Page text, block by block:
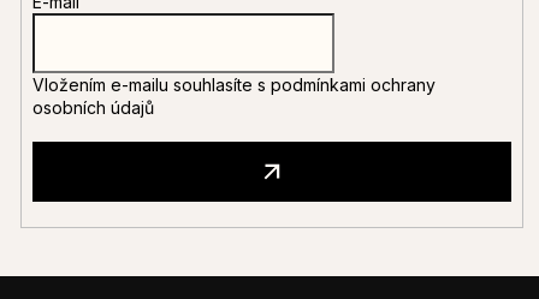
Vložením e-mailu souhlasíte s podmínkami ochrany
osobních údajů